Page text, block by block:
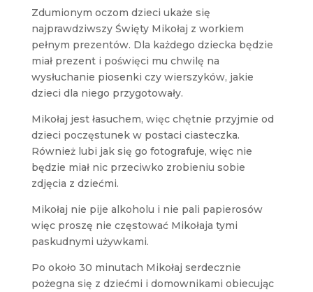
Zdumionym oczom dzieci ukaże się
najprawdziwszy Święty Mikołaj z workiem
pełnym prezentów. Dla każdego dziecka będzie
miał prezent i poświęci mu chwilę na
wysłuchanie piosenki czy wierszyków, jakie
dzieci dla niego przygotowały.
Mikołaj jest łasuchem, więc chętnie przyjmie od
dzieci poczęstunek w postaci ciasteczka.
Również lubi jak się go fotografuje, więc nie
będzie miał nic przeciwko zrobieniu sobie
zdjęcia z dziećmi.
Mikołaj nie pije alkoholu i nie pali papierosów
więc proszę nie częstować Mikołaja tymi
paskudnymi używkami.
Po około 30 minutach Mikołaj serdecznie
pożegna się z dziećmi i domownikami obiecując